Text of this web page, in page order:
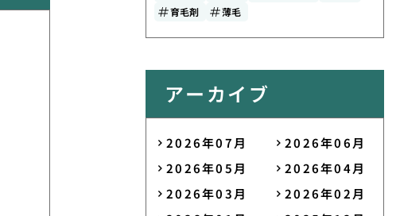
育毛剤
薄毛
アーカイブ
2026年07月
2026年06月
2026年05月
2026年04月
2026年03月
2026年02月